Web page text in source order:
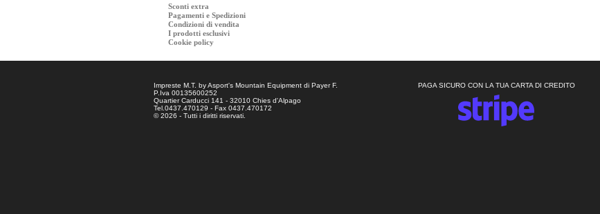
Sconti extra
Pagamenti e Spedizioni
Condizioni di vendita
I prodotti esclusivi
Cookie policy
Impreste M.T. by Asport's Mountain Equipment di Payer F.
P.Iva 00135600252
Quartier Carducci 141 - 32010 Chies d'Alpago
Tel.0437.470129 - Fax 0437.470172
© 2026 - Tutti i diritti riservati.
PAGA SICURO CON LA TUA CARTA DI CREDITO